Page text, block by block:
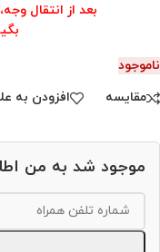
بعد از انتقال
ناموجود
مقایسه
افزودن به
موجود شد به من